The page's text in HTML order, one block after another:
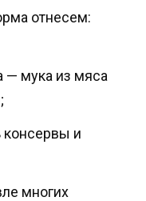
отнесем:
— мука из мяса
консервы и
многих